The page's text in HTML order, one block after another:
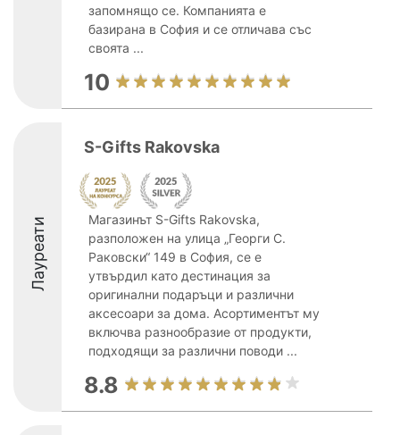
запомнящо се. Компанията е
базирана в София и се отличава със
своята ...
10
Лауреати
S-Gifts Rakovska
Магазинът S-Gifts Rakovska,
разположен на улица „Георги С.
Раковски“ 149 в София, се е
утвърдил като дестинация за
оригинални подаръци и различни
аксесоари за дома. Асортиментът му
включва разнообразие от продукти,
подходящи за различни поводи ...
8.8